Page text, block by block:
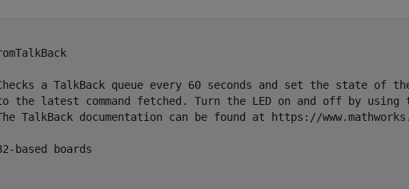
a TalkBack queue every 60 seconds and set the state of
the latest command fetched. Turn the LED on and off by using
TalkBack documentation can be found at https://
based boards